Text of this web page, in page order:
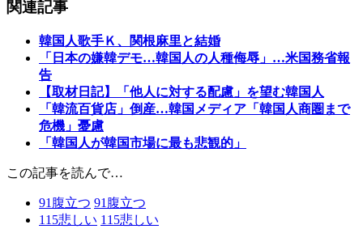
関連記事
韓国人歌手Ｋ、関根麻里と結婚
「日本の嫌韓デモ…韓国人の人種侮辱」…米国務省報
告
【取材日記】「他人に対する配慮」を望む韓国人
「韓流百貨店」倒産…韓国メディア「韓国人商圏まで
危機」憂慮
「韓国人が韓国市場に最も悲観的」
この記事を読んで…
91 腹立つ 91 腹立つ
115悲しい 115悲しい